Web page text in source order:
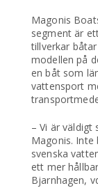
Magonis
segment är
tillverkar
modellen på
en båt som
vattensport
– Vi är
Magonis. Inte
svenska
ett mer
Bjarnhagen,